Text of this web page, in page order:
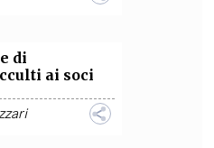
di
ai soci